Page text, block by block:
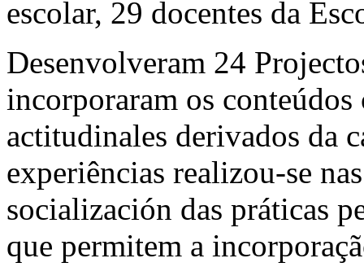
escolar, 29 docentes da
Desenvolveram 24
incorporaram os
actitudinales derivados da
experiências realizou-se
socialización das práticas
que permitem a